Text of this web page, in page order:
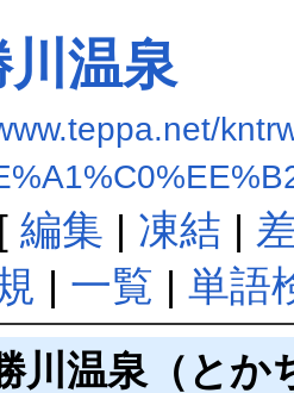
温泉
編集 | 凍結 |
| 一覧 | 単語
川温泉（と